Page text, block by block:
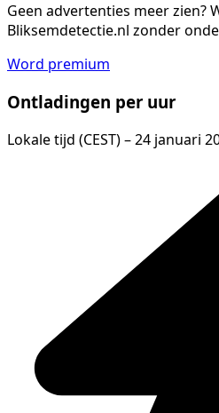
Geen advertenties meer zien?
Bliksemdetectie.nl zonder
Word premium
Ontladingen per uur
Lokale tijd (CEST) – 24 januari